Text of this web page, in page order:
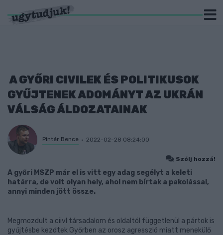
A GYŐRI CIVILEK ÉS POLITIKUSOK
GYŰJTENEK ADOMÁNYT AZ UKRÁN
VÁLSÁG ÁLDOZATAINAK
Pintér Bence 2022-02-28 08:24:00
Szólj hozzá!
A győri MSZP már el is vitt egy adag segélyt a keleti
határra, de volt olyan hely, ahol nem bírtak a pakolással,
annyi minden jött össze.
Megmozdult a ciivl társadalom és oldaltól függetlenül a pártok is
gyűjtésbe kezdtek Győrben az orosz agresszió miatt menekülő